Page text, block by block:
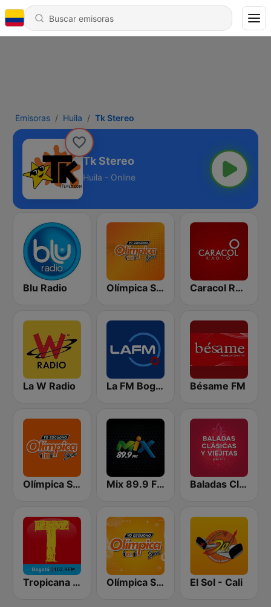
Emisoras Huila Tk Stereo
Tk Stereo
Huila - Online
Blu Radio Olímpica Stereo - Medellín 104.9 FM Caracol Radio
La W Radio La FM Bogotá Bésame FM
Olímpica Stereo Cali 104.5 FM Mix 89.9 FM Medellin Baladas Clásicas y Viejitas Radio
Tropicana Bogotá Olímpica Stereo Barranquilla 92.1 FM El Sol - Cali